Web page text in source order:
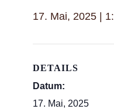
17. Mai, 2025 |
DETAILS
Datum:
17. Mai, 2025